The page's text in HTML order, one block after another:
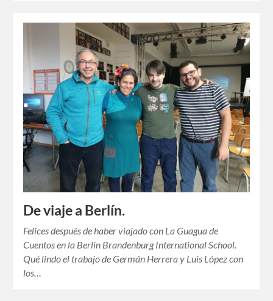
De viaje a Berlín.
Felices después de haber viajado con La Guagua de
Cuentos en la Berlin Brandenburg International School.
Qué lindo el trabajo de Germán Herrera y Luis López con
los…